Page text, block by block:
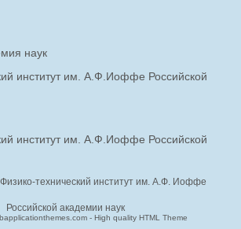
наук
институт им. А.Ф.Иоффе Российской
институт им. А.Ф.Иоффе Российской
Физико-технический институт им. А.Ф. Иоффе
Российской академии наук
- High quality HTML Theme